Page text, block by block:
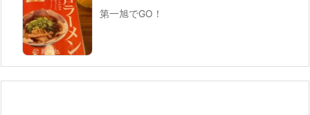
第一旭でGO！